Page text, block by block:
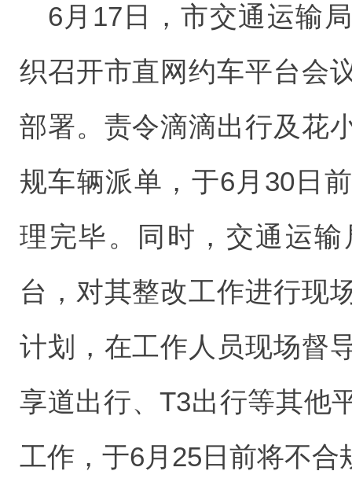
6月17日，市交通运输
织召开市直网约车平台会
部署。责令滴滴出行及花
规车辆派单，于6月30日
理完毕。同时，交通运
台，对其整改工作进行现
计划，在工作人员现场督
享道出行、T3出行等其他
工作，于6月25日前将不